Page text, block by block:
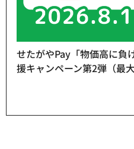
応
熱中症予防「お